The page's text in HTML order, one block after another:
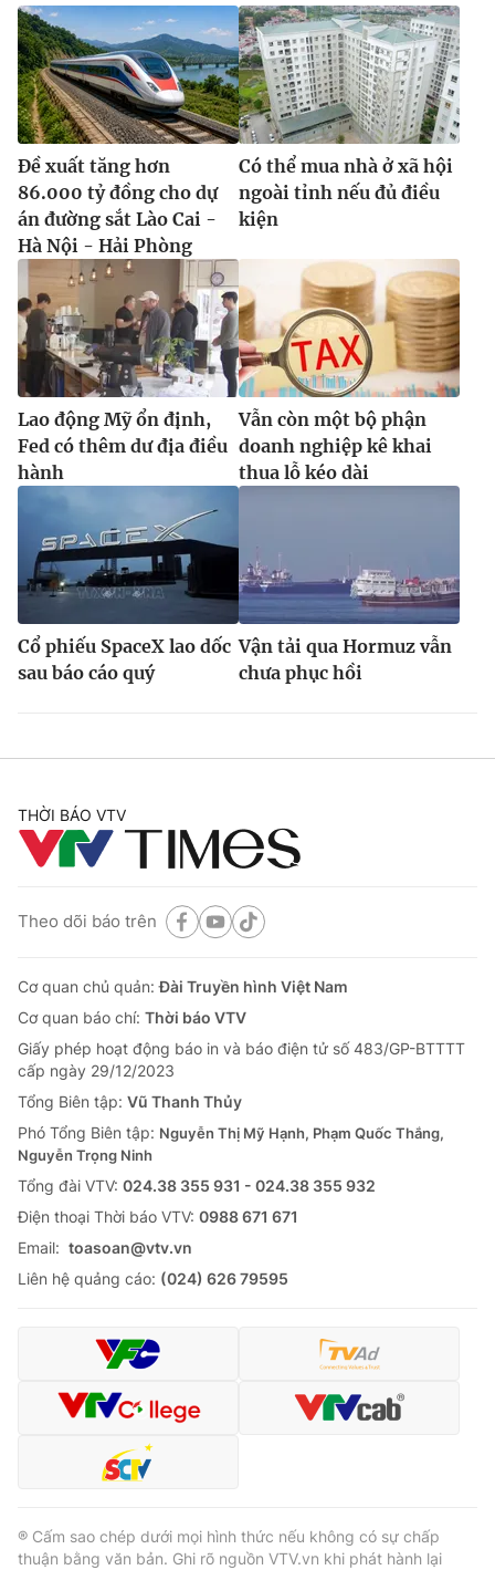
Đề xuất tăng hơn
86.000 tỷ đồng cho dự
án đường sắt Lào Cai -
Hà Nội - Hải Phòng
Có thể mua nhà ở xã hội
ngoài tỉnh nếu đủ điều
kiện
Lao động Mỹ ổn định,
Fed có thêm dư địa điều
hành
Vẫn còn một bộ phận
doanh nghiệp kê khai
thua lỗ kéo dài
Cổ phiếu SpaceX lao dốc
sau báo cáo quý
Vận tải qua Hormuz vẫn
chưa phục hồi
THỜI BÁO VTV
Theo dõi báo trên
Cơ quan chủ quản:Đài Truyền hình Việt Nam
Cơ quan báo chí: Thời báo VTV
Giấy phép hoạt động báo in và báo điện tử số 483/GP-BTTTT
cấp ngày 29/12/2023
Tổng Biên tập: Vũ Thanh Thủy
Phó Tổng Biên tập: Nguyễn Thị Mỹ Hạnh, Phạm Quốc Thắng,
Nguyễn Trọng Ninh
Tổng đài VTV: 024.38 355 931 - 024.38 355 932
Ðiện thoại Thời báo VTV: 0988 671 671
Email: toasoan@vtv.vn
Liên hệ quảng cáo: (024) 626 79595
® Cấm sao chép dưới mọi hình thức nếu không có sự chấp
thuận bằng văn bản. Ghi rõ nguồn VTV.vn khi phát hành lại